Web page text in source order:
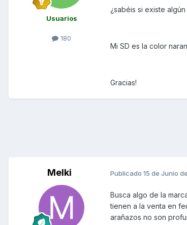
Usuarios
180
¿sabéis si existe
Mi SD es la color
Gracias!
Melki Publicado 15 de Junio
Busca algo de la
tienen a la venta en
arañazos no son